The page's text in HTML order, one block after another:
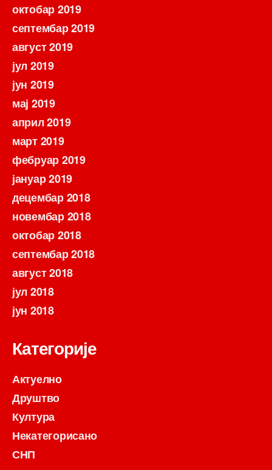
октобар 2019
септембар 2019
август 2019
јул 2019
јун 2019
мај 2019
април 2019
март 2019
фебруар 2019
јануар 2019
децембар 2018
новембар 2018
октобар 2018
септембар 2018
август 2018
јул 2018
јун 2018
Категорије
Актуелно
Друштво
Култура
Некатегорисано
СНП